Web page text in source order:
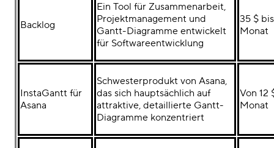
Backlog
Ein Tool für Zusammenarbeit,
Projektmanagement und
Gantt-Diagramme entwickelt
für Softwareentwicklung
35 $
Monat
InstaGantt für
Asana
Schwesterprodukt von Asana,
das sich hauptsächlich auf
attraktive, detaillierte Gantt-
Diagramme konzentriert
Von 12
Monat